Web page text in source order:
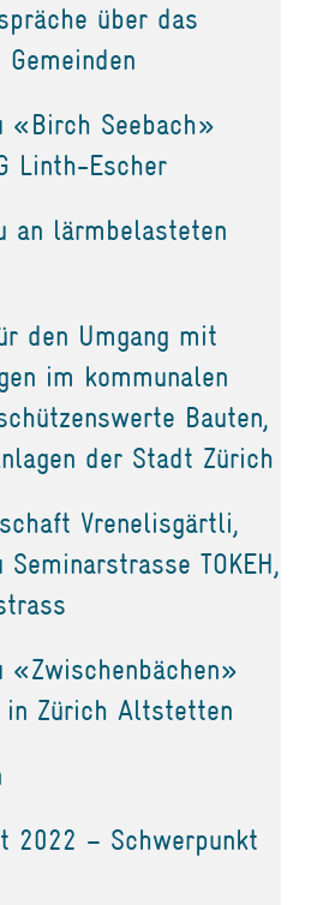
über das
«Birch Seebach»
Linth-Escher
an lärmbelasteten
den Umgang mit
im kommunalen
Bauten,
der Stadt Zürich
Vrenelisgärtli,
Seminarstrasse TOKEH,
«Zwischenbächen»
in Zürich Altstetten
2022 – Schwerpunkt